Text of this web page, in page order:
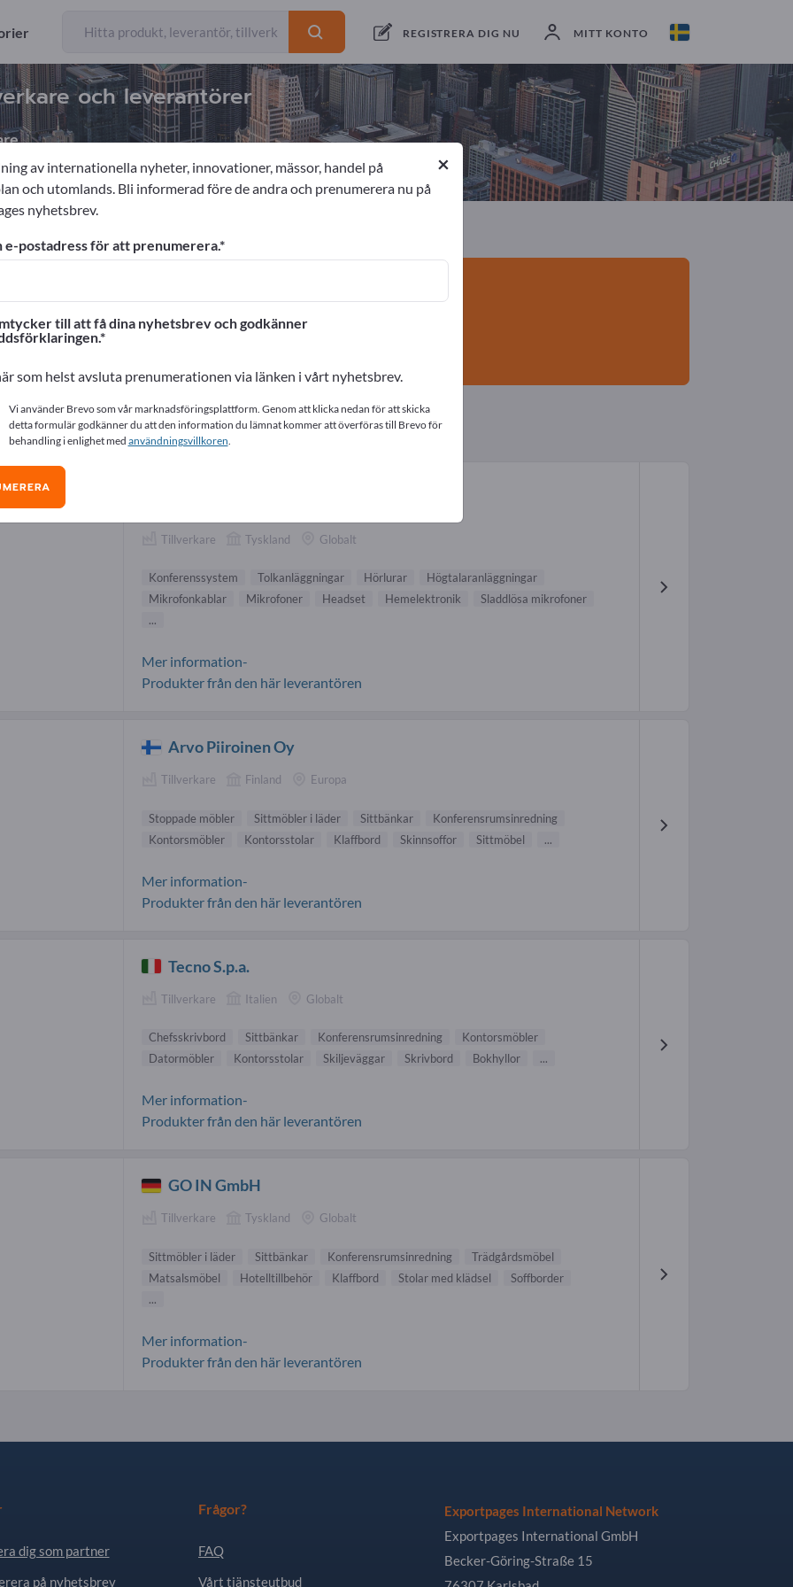
REGISTRERA DIG NU MITT KONTO
och leverantörer
exportörer Tillverkare
>> börja här
på Exportpages.
här
leverantörer (4)
Tillverkare Tyskland Globalt
Konferenssystem Tolkanläggningar Hörlurar
Högtalaranläggningar
Mikrofonkablar
Mikrofoner Headset Hemelektronik
Sladdlösa mikrofoner
...
Mer information-
Produkter från den här leverantören
Arvo Piiroinen Oy
Tillverkare Finland Europa
Stoppade möbler Sittmöbler i läder Sittbänkar
Konferensrumsinredning
Kontorsmöbler
Kontorsstolar Klaffbord Skinnsoffor Sittmöbel ...
Mer information-
Produkter från den här leverantören
Tecno S.p.a.
Tillverkare Italien Globalt
Chefsskrivbord Sittbänkar Konferensrumsinredning
Kontorsmöbler
Datormöbler
Kontorsstolar Skiljeväggar Skrivbord Bokhyllor ...
Mer information-
Produkter från den här leverantören
GO IN GmbH
Tillverkare Tyskland Globalt
Sittmöbler i läder Sittbänkar Konferensrumsinredning
Trädgårdsmöbel
Matsalsmöbel
Hotelltillbehör Klaffbord Stolar med klädsel
Soffborder
...
Mer information-
Produkter från den här leverantören
dig som partner
på nyhetsbrev
Frågor?
FAQ
Vårt tjänsteutbud
Exportpages International Network
Exportpages International GmbH
Becker-Göring-Straße 15
×
av internationella nyheter, innovationer, mässor, handel på
och utomlands. Bli informerad före de andra och prenumerera nu på
nyhetsbrev.
e-postadress för att prenumerera.
till att få dina nyhetsbrev och godkänner
som helst avsluta prenumerationen via länken i vårt nyhetsbrev.
Vi använder Brevo som vår marknadsföringsplattform. Genom att klicka nedan för att skicka
detta formulär godkänner du att den information du lämnat kommer att överföras till Brevo för
behandling i enlighet med användningsvillkoren.